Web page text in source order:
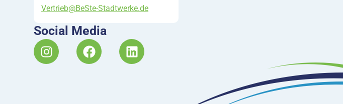
Vertrieb@BeSte-Stadtwerke.de
Social Media
I
n
F
a
L
i